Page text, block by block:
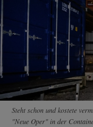
Steht schon und kostete
"Neue Oper" in der